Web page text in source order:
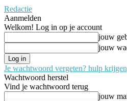
Redactie
Aanmelden
Welkom! Log in op je account
jouw
jouw
Je wachtwoord vergeten? hulp krijgen
Wachtwoord herstel
Vind je wachtwoord terug
jouw